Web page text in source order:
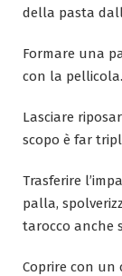
della pasta
Formare una
con la pellicola.
Lasciare
scopo è far
Trasferire
palla,
tarocco anche
Coprire con un